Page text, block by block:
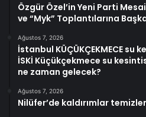
Özgür Özel’in Yeni Parti
ve “Myk” Toplantılarına
Ağustos 7, 2026
İstanbul KÜÇÜKÇEKMECE su
İSKİ Küçükçekmece su
ne zaman gelecek?
Ağustos 7, 2026
Nilüfer’de kaldırımlar